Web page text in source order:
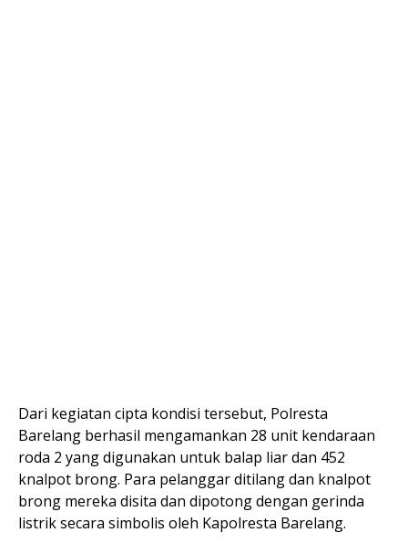
Dari kegiatan cipta kondisi tersebut, Polresta
Barelang berhasil mengamankan 28 unit kendaraan
roda 2 yang digunakan untuk balap liar dan 452
knalpot brong. Para pelanggar ditilang dan knalpot
brong mereka disita dan dipotong dengan gerinda
listrik secara simbolis oleh Kapolresta Barelang.